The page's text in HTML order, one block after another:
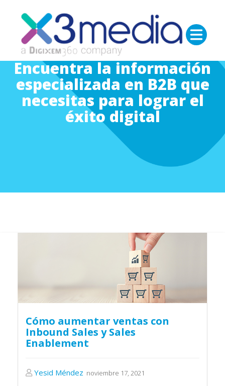
Encuentra la información
especializada en B2B que
necesitas para lograr el
éxito digital
Cómo aumentar ventas con
Inbound Sales y Sales
Enablement
Yesid Méndez noviembre 17, 2021